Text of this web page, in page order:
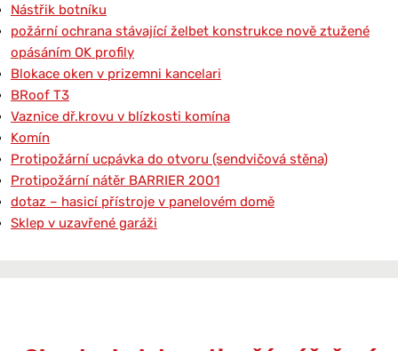
Nástřik botníku
požární ochrana stávající želbet konstrukce nově ztužené
opásáním OK profily
Blokace oken v prizemni kancelari
BRoof T3
Vaznice dř.krovu v blízkosti komína
Komín
Protipožární ucpávka do otvoru (sendvičová stěna)
Protipožární nátěr BARRIER 2001
dotaz – hasicí přístroje v panelovém domě
Sklep v uzavřené garáži